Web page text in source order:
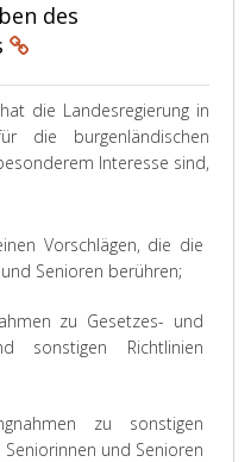
des
die Landesregierung in
die burgenländischen
Interesse sind,
Vorschlägen, die die
Senioren berühren;
zu Gesetzes- und
sonstigen Richtlinien
zu sonstigen
und Senioren